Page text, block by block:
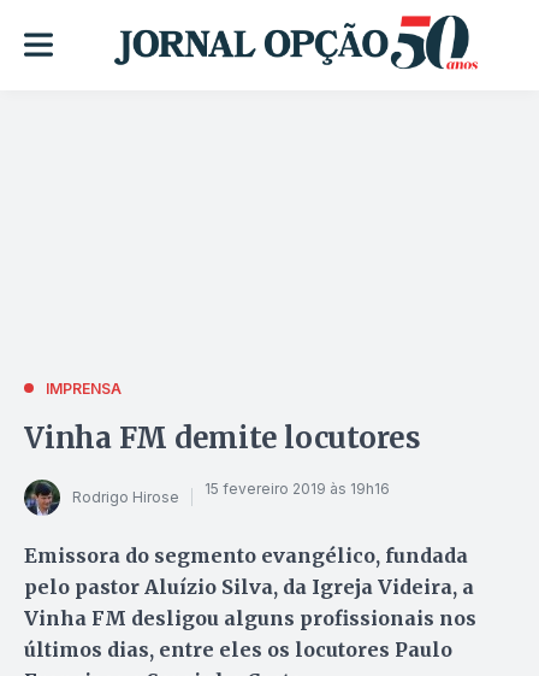
IMPRENSA
Vinha FM demite locutores
Rodrigo Hirose 15 fevereiro 2019 às 19h16
Emissora do segmento evangélico, fundada
pelo pastor Aluízio Silva, da Igreja Videira, a
Vinha FM desligou alguns profissionais nos
últimos dias, entre eles os locutores Paulo